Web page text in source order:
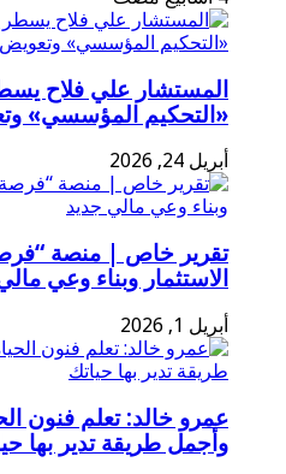
المستشار علي فلاح
«التحكيم المؤسسي»
أبريل 24, 2026
تقرير خاص | منصة
الاستثمار وبناء وعي
أبريل 1, 2026
عمرو خالد: تعلم فنون
وأجمل طريقة تدير بها